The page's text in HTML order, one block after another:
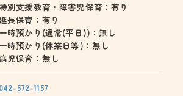
別支援教育・障害児保育：有り
長保育：有り
一時預かり(通常(平日))：無し
一時預かり(休業日等)：無し
児保育：無し
042-572-1157